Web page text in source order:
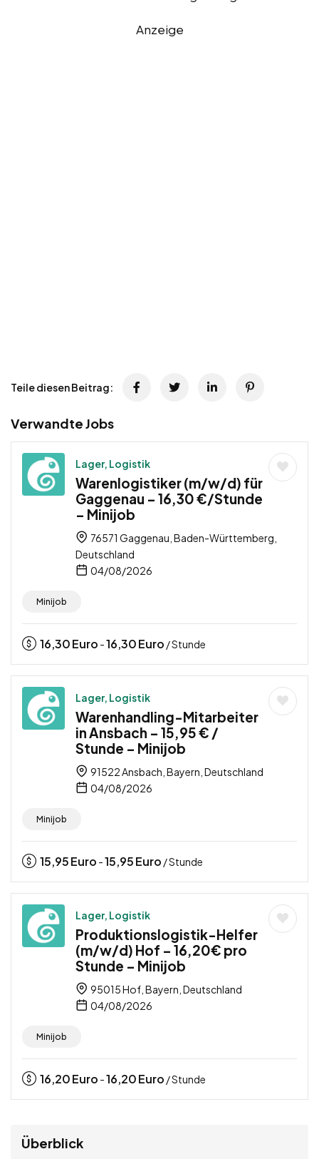
Anzeige
Teile diesen Beitrag:
Verwandte Jobs
Lager, Logistik
Warenlogistiker (m/w/d) für
Gaggenau – 16,30 €/Stunde
– Minijob
76571 Gaggenau, Baden-Württemberg,
Deutschland
04/08/2026
Minijob
16,30Euro -16,30Euro / Stunde
Lager, Logistik
Warenhandling-Mitarbeiter
in Ansbach – 15,95 € /
Stunde – Minijob
91522 Ansbach, Bayern, Deutschland
04/08/2026
Minijob
15,95Euro -15,95Euro / Stunde
Lager, Logistik
Produktionslogistik-Helfer
(m/w/d) Hof – 16,20€ pro
Stunde – Minijob
95015 Hof, Bayern, Deutschland
04/08/2026
Minijob
16,20Euro -16,20Euro / Stunde
Überblick